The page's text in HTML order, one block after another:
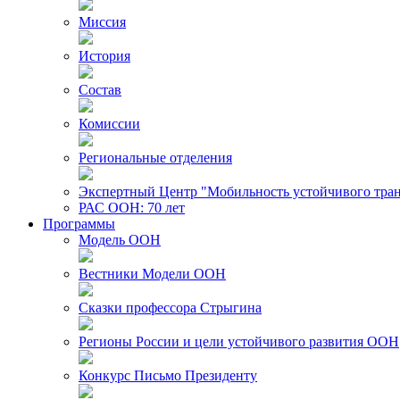
Миссия
История
Состав
Комиссии
Региональные отделения
Экспертный Центр "Мобильность устойчивого
РАС ООН: 70 лет
Программы
Модель ООН
Вестники Модели ООН
Сказки профессора Стрыгина
Регионы России и цели устойчивого развития ООН
Конкурс Письмо Президенту